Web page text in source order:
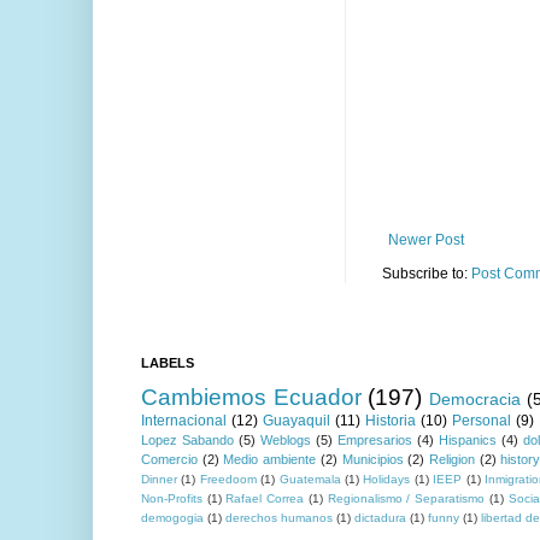
Newer Post
Subscribe to: Post
LABELS
Cambiemos Ecuador (197) Democracia
Internacional (12) Guayaquil (11) Historia (10) Personal (9)
Lopez Sabando (5) Weblogs (5) Empresarios (4) Hispanics (4)
Comercio (2) Medio ambiente (2) Municipios (2) Religion (2) history
Dinner (1) Freedoom (1) Guatemala (1) Holidays (1) IEEP (1)
Non-Profits (1) Rafael Correa (1) Regionalismo / Separatismo (1)
demogogia (1) derechos humanos (1) dictadura (1) funny (1) libertad